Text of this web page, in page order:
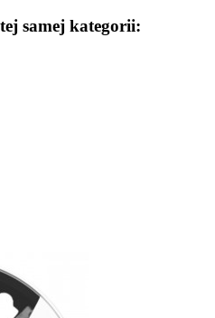
samej kategorii: